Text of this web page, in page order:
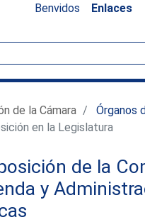
Benvidos
Enlaces
de la Cámara
Órganos
en la Legislatura
de la
y